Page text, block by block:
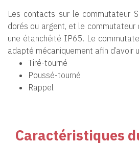
Les contacts sur le commutateur
dorés ou argent, et le commutateur
une étanchéité IP65. Le
adapté mécaniquement afin d’avoir
Tiré-tourné
Poussé-tourné
Rappel
Caractéristiques